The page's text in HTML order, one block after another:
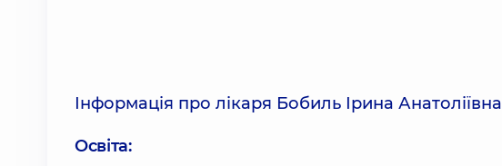
Інформація про лікаря Бобиль Ірина Анатоліївна
Освіта: